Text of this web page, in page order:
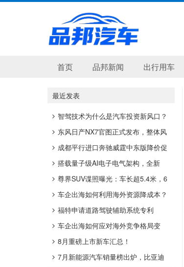
首页 品邦新闻 出行用车
最近发表
智驾技术为什么是汽车投资新风口？
东风日产NX7官图正式发布，整体风
格更偏运动
成都平行进口奔驰威霆中东版降价促
销 购车最高优惠6万
搭载量子级AI电子电气架构，全新
smart精灵1号启用“超强大脑”
尊界SUV谍照曝光：车长超5.4米，6
激光雷达，4/6/7座布局
车企出海如何利用海外资源降成本？
福特申请道路驾驶辅助系统专利
车企出海如何应对海外竞争格局变
化？
8月重磅上市新车汇总！
7月新能源汽车销量榜出炉，比亚迪